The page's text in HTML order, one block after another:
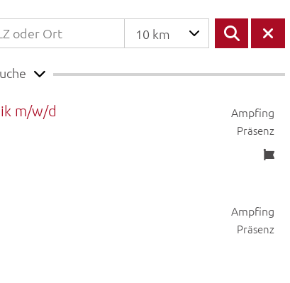
10 km
m/w/d Ampfing
Präsenz
Ampfing
Präsenz